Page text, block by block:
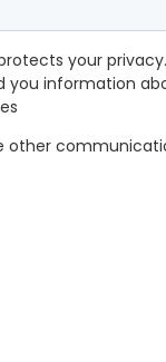
your
you information
other